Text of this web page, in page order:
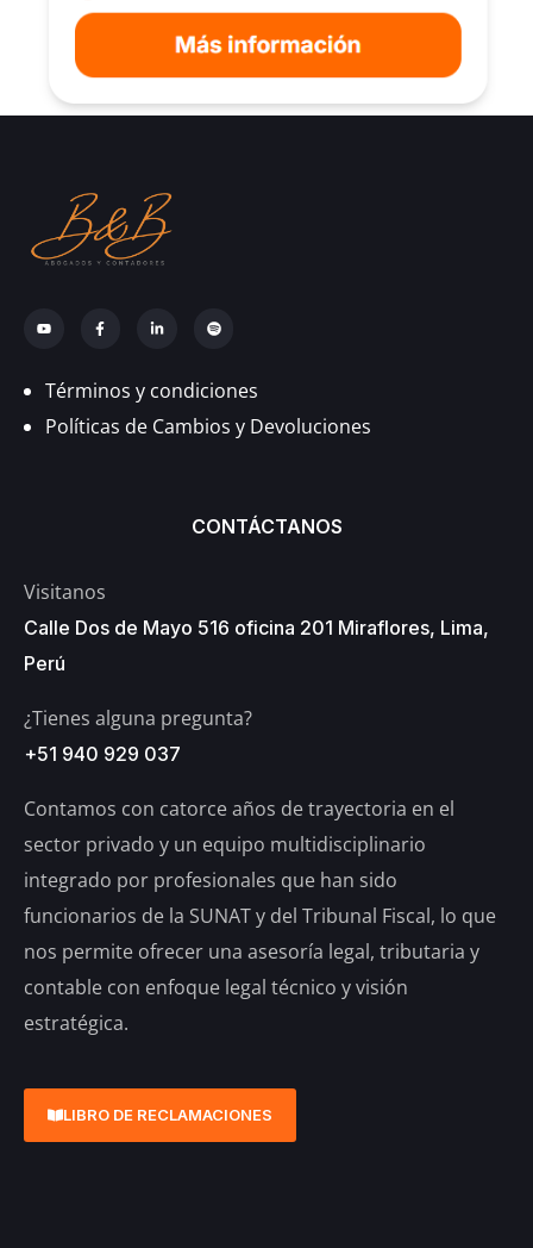
Términos y condiciones
Políticas de Cambios y Devoluciones
CONTÁCTANOS
Visitanos
Calle Dos de Mayo 516 oficina 201 Miraflores, Lima,
Perú
¿Tienes alguna pregunta?
+51 940 929 037
Contamos con catorce años de trayectoria en el
sector privado y un equipo multidisciplinario
integrado por profesionales que han sido
funcionarios de la SUNAT y del Tribunal Fiscal, lo que
nos permite ofrecer una asesoría legal, tributaria y
contable con enfoque legal técnico y visión
estratégica.
LIBRO DE RECLAMACIONES